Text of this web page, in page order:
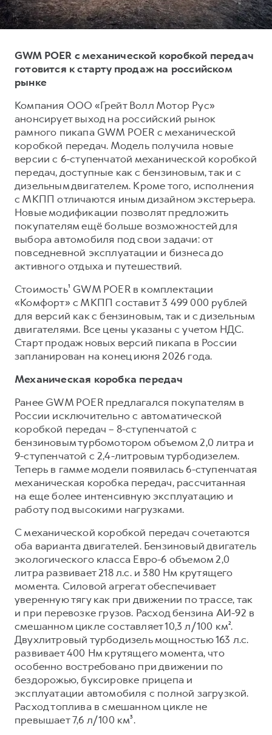
DARGO DARGO X
от 3 499 000 ₽
F7
от 2 899 000 ₽
F7X
от 3 599 000 ₽
POER
от 3 449 000 ₽
Тест-драйв
КРЕДИТ И СТРАХОВАНИЕ
Страхование
Кредит
КОРПОРАТИВНЫМ КЛИЕНТАМ
Для малого бизнеса
Корпоративным клиентам
Крупным корпоративным клиентам
Система управления автопарком
Сервис для корпоративных клиентов
HAVAL Лизинг
АКСЕССУАРЫ HAVAL
Автомобильные аксессуары
Коллекция CITY
Коллекция Детская
СЕРВИСНОЕ ОБСЛУЖИВАНИЕ
Программа «Помощь на дороге»
Регламенты технического обслуживания
ПОДДЕРЖКА
GWM Безопасность
Гарантия HAVAL
Мобильное приложение GWM
Программа «HAVAL Защита+»
Руководства по эксплуатации
Подписки
АКСЕССУАРЫ HAVAL
Автомобильные аксессуары
Коллекция CITY
Коллекция Базовая
Коллекция Детская
О дилере
Контакты
GWM POER с механической коробкой передач
готовится к старту продаж на российском
рынке
Компания ООО «Грейт Волл Мотор Рус»
анонсирует выход на российский рынок
рамного пикапа GWM POER с механической
коробкой передач. Модель получила новые
версии с 6-ступенчатой механической коробкой
передач, доступные как с бензиновым, так и с
дизельным двигателем. Кроме того, исполнения
с МКПП отличаются иным дизайном экстерьера.
Новые модификации позволят предложить
покупателям ещё больше возможностей для
выбора автомобиля под свои задачи: от
повседневной эксплуатации и бизнеса до
активного отдыха и путешествий.
Стоимость¹ GWM POER в комплектации
«Комфорт» с МКПП составит 3 499 000 рублей
для версий как с бензиновым, так и с дизельным
двигателями. Все цены указаны с учетом НДС.
Старт продаж новых версий пикапа в России
запланирован на конец июня 2026 года.
Механическая коробка передач
Ранее GWM POER предлагался покупателям в
России исключительно с автоматической
коробкой передач – 8-ступенчатой с
бензиновым турбомотором объемом 2,0 литра и
9-ступенчатой с 2,4-литровым турбодизелем.
Теперь в гамме модели появилась 6-ступенчатая
механическая коробка передач, рассчитанная
на еще более интенсивную эксплуатацию и
работу под высокими нагрузками.
С механической коробкой передач сочетаются
оба варианта двигателей. Бензиновый двигатель
экологического класса Евро-6 объемом 2,0
литра развивает 218 л.с. и 380 Нм крутящего
момента. Силовой агрегат обеспечивает
уверенную тягу как при движении по трассе, так
и при перевозке грузов. Расход бензина АИ-92 в
смешанном цикле составляет 10,3 л/100 км².
Двухлитровый турбодизель мощностью 163 л.с.
развивает 400 Нм крутящего момента, что
особенно востребовано при движении по
бездорожью, буксировке прицепа и
эксплуатации автомобиля с полной загрузкой.
Расход топлива в смешанном цикле не
превышает 7,6 л/100 км³.